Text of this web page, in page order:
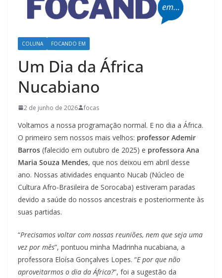
COLUNA FOCANDO EM
Um Dia da África
Nucabiano
2 de junho de 2026 focas
Voltamos a nossa programação normal. E no dia a África.
O primeiro sem nossos mais velhos: professor Ademir
Barros (falecido em outubro de 2025) e professora Ana
Maria Souza Mendes, que nos deixou em abril desse
ano. Nossas atividades enquanto Nucab (Núcleo de
Cultura Afro-Brasileira de Sorocaba) estiveram paradas
devido a saúde do nossos ancestrais e posteriormente às
suas partidas.
“Precisamos voltar com nossas reuniões, nem que seja uma
vez por mês”, pontuou minha Madrinha nucabiana, a
professora Eloísa Gonçalves Lopes. “E por que não
aproveitarmos o dia da África?”, foi a sugestão da